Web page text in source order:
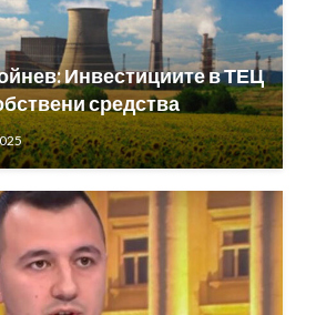
Инвестициите в ТЕЦ
средства